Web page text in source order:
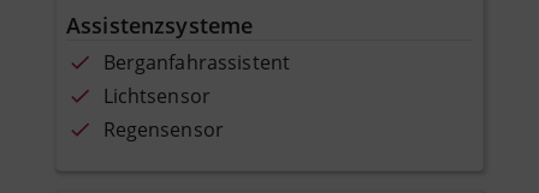
Assistenzsysteme
Berganfahrassistent
Lichtsensor
Regensensor